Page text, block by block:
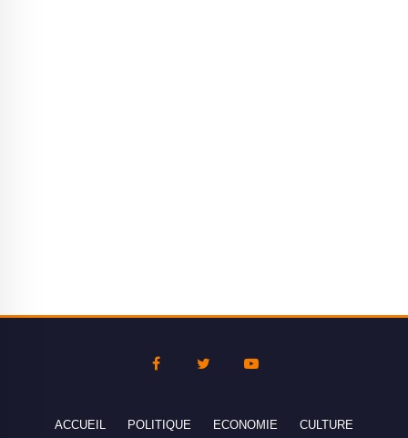
ACCUEIL POLITIQUE ECONOMIE CULTURE